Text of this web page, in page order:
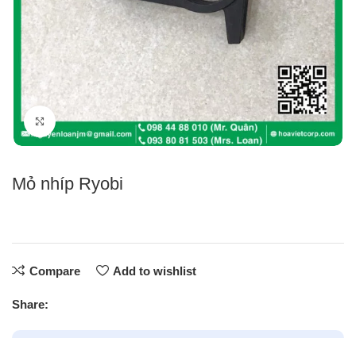
Click to enlarge
Mỏ nhíp Ryobi
Compare Add to wishlist
Share: